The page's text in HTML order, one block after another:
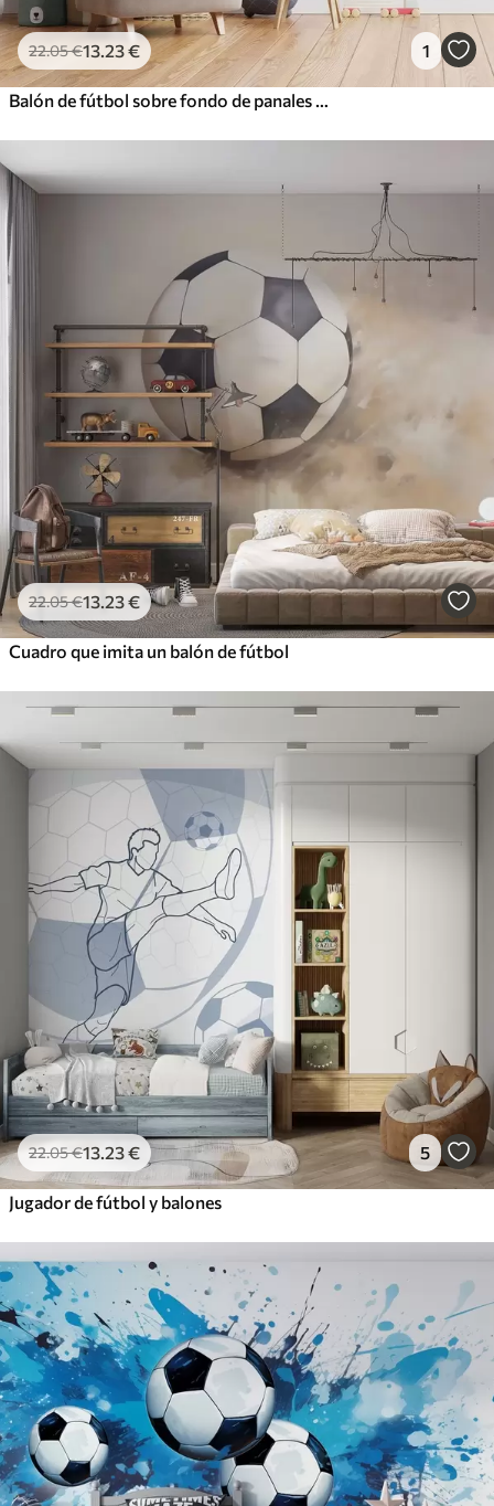
22.05€13 .23€ 1
22.05€13 .23€
Cuadro que imita un balón de fútbol
22.05€13 .23€ 5
Jugador de fútbol y balones